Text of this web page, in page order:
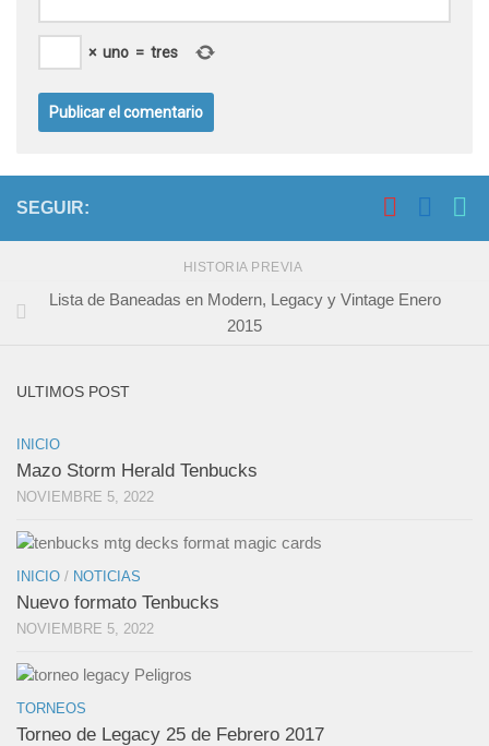
× uno = tres
SEGUIR:
HISTORIA PREVIA
Lista de Baneadas en Modern, Legacy y Vintage Enero
2015
ULTIMOS POST
INICIO
Mazo Storm Herald Tenbucks
NOVIEMBRE 5, 2022
INICIO / NOTICIAS
Nuevo formato Tenbucks
NOVIEMBRE 5, 2022
TORNEOS
Torneo de Legacy 25 de Febrero 2017